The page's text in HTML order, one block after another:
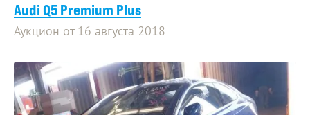
Audi Q5 Premium Plus
Аукцион от 16 августа 2018